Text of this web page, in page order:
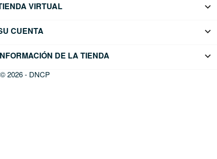
VIRTUAL 
CUENTA 
DE LA TIENDA keyboard_arrow_down
© 2026 - DNCP